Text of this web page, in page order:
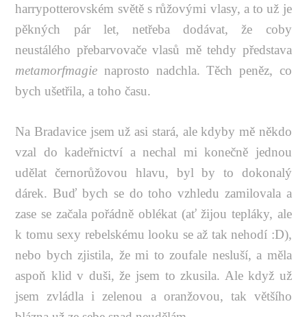
harrypotterovském světě s růžovými vlasy, a to už je
pěkných pár let, netřeba dodávat, že coby
neustálého přebarvovače vlasů mě tehdy představa
metamorfmagie naprosto nadchla. Těch peněz, co
bych ušetřila, a toho času.
Na Bradavice jsem už asi stará, ale kdyby mě někdo
vzal do kadeřnictví a nechal mi konečně jednou
udělat černorůžovou hlavu, byl by to dokonalý
dárek. Buď bych se do toho vzhledu zamilovala a
zase se začala pořádně oblékat (ať žijou tepláky, ale
k tomu sexy rebelskému looku se až tak nehodí :D),
nebo bych zjistila, že mi to zoufale nesluší, a měla
aspoň klid v duši, že jsem to zkusila. Ale když už
jsem zvládla i zelenou a oranžovou, tak většího